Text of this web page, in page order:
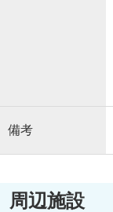
備考
周辺施設